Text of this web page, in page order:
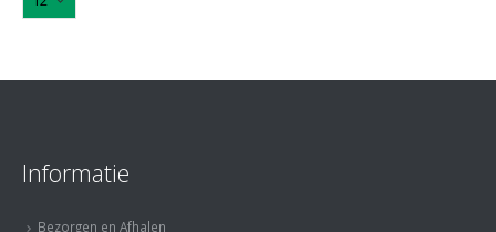
Informatie
Bezorgen en Afhalen